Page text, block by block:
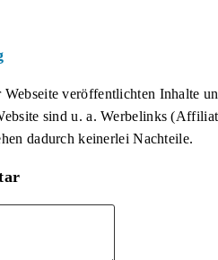
Webseite veröffentlichten Inhalte
sind u. a. Werbelinks
dadurch keinerlei Nachteile.